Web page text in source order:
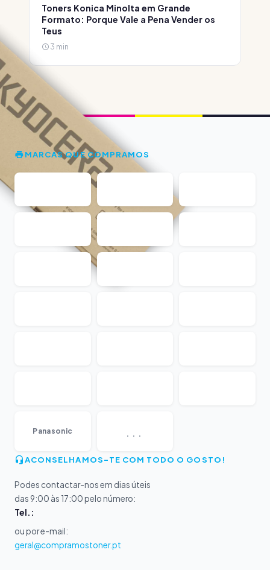
Toners Konica Minolta em Grande
Formato: Porque Vale a Pena Vender os
Teus
3 min
MARCAS QUE COMPRAMOS
Panasonic ...
ACONSELHAMOS-TE COM TODO O GOSTO!
Podes contactar-nos em dias úteis
das 9:00 às 17:00 pelo número:
Tel.:
ou por e-mail:
geral@compramostoner.pt